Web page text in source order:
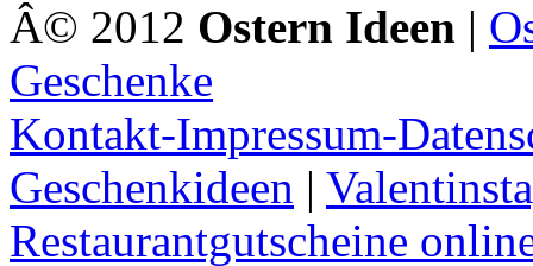
Â© 2012 Ostern Ideen |
Geschenke
Kontakt-Impressum-
Geschenkideen |
Restaurantgutscheine